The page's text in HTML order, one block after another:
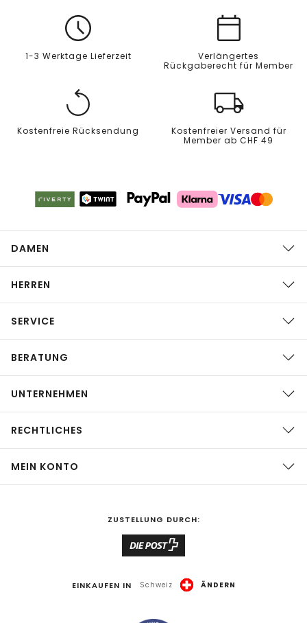
1-3 Werktage Lieferzeit
Verlängertes
Rückgaberecht für Member
Kostenfreie Rücksendung
Kostenfreier Versand für
Member ab CHF 49
DAMEN
HERREN
SERVICE
BERATUNG
UNTERNEHMEN
RECHTLICHES
MEIN KONTO
ZUSTELLUNG DURCH:
EINKAUFEN IN Schweiz ÄNDERN